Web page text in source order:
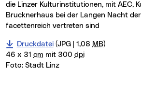
die Linzer Kulturinstitutionen, mit AEC,
Brucknerhaus bei der Langen Nacht
facettenreich vertreten sind
Druckdatei(JPG | 1,08 MB)
46 x 31 cm mit 300 dpi
Foto: Stadt Linz